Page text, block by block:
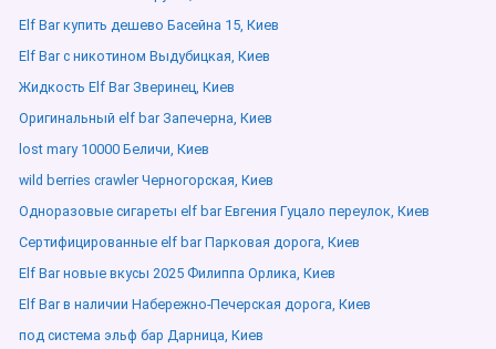
Elf Bar купить дешево Басейна 15, Киев
Elf Bar с никотином Выдубицкая, Киев
Жидкость Elf Bar Зверинец, Киев
Оригинальный elf bar Запечерна, Киев
lost mary 10000 Беличи, Киев
wild berries crawler Черногорская, Киев
Одноразовые сигареты elf bar Евгения Гуцало переулок, Киев
Сертифицированные elf bar Парковая дорога, Киев
Elf Bar новые вкусы 2025 Филиппа Орлика, Киев
Elf Bar в наличии Набережно-Печерская дорога, Киев
под система эльф бар Дарница, Киев